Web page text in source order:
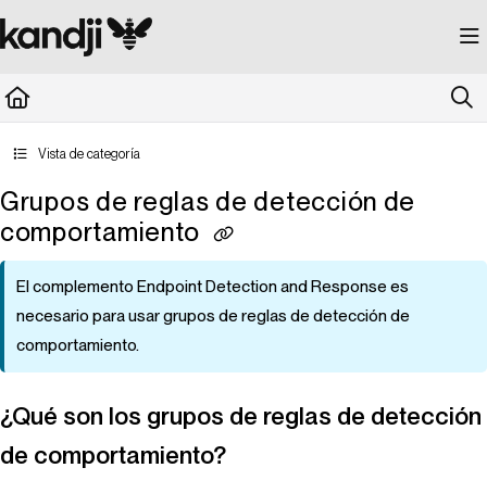
Documentation Index
Fetch the complete documentation index at: https://kandji.document360.io/
Vista de categoría
Grupos de reglas de detección de
comportamiento
El complemento Endpoint Detection and Response es
necesario para usar grupos de reglas de detección de
comportamiento.
¿Qué son los grupos de reglas de detección
de comportamiento?